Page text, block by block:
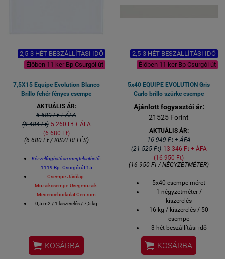
2,5-3 HÉT BESZÁLLÍTÁSI IDŐ
Élőben 11 ker Bp Csurgói út
7,5X15 Equipe Evolution Blanco
Brillo fehér fényes csempe
AKTUÁLIS ÁR:
6 680 Ft + ÁFA
(8 484 Ft) 5 260 Ft + ÁFA
(6 680 Ft)
(6 680 Ft / KISZERELÉS)
Kézzelfoghatóan megtekinthető:
1119 Bp. Csurgói út 15
Csempe-Járólap-
Mozaikcsempe-Üvegmozaik-
Medenceburkolat Centrum
0,5 m2 / 1 kiszerelés / 7,5 kg
az adott színű Equipe
csempéhez.
 KOSÁRBA
2,5-3 HÉT BESZÁLLÍTÁSI IDŐ
Élőben 11 ker Bp Csurgói út
5x40 EQUIPE EVOLUTION Gris
Carlo brillo szürke csempe
Ajánlott fogyasztói ár:
21525 Forint
AKTUÁLIS ÁR:
16 949 Ft + ÁFA
(21 525 Ft) 13 346 Ft + ÁFA
(16 950 Ft)
(16 950 Ft / NÉGYZETMÉTER)
5x40 csempe méret
1 négyzetméter /
kiszerelés
16 kg / kiszerelés / 50
csempe
3 hét beszállítási idő
megrendeléstől számítva
Bemutatóteremben
kézzelfogható (Bp.
 KOSÁRBA